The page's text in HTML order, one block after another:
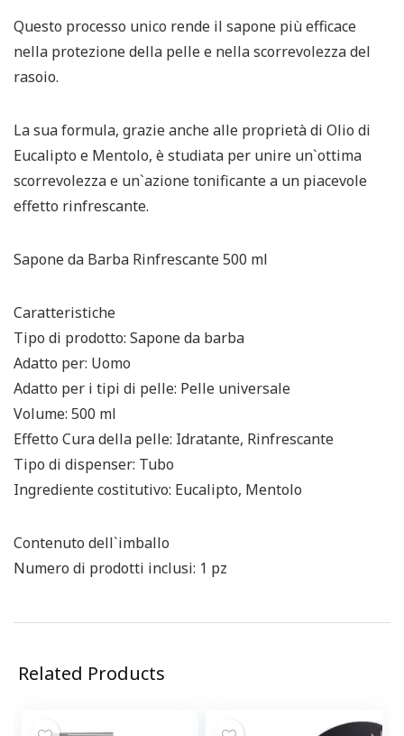
Questo processo unico rende il sapone più efficace
nella protezione della pelle e nella scorrevolezza del
rasoio.
La sua formula, grazie anche alle proprietà di Olio di
Eucalipto e Mentolo, è studiata per unire un`ottima
scorrevolezza e un`azione tonificante a un piacevole
effetto rinfrescante.
Sapone da Barba Rinfrescante 500 ml
Caratteristiche
Tipo di prodotto: Sapone da barba
Adatto per: Uomo
Adatto per i tipi di pelle: Pelle universale
Volume: 500 ml
Effetto Cura della pelle: Idratante, Rinfrescante
Tipo di dispenser: Tubo
Ingrediente costitutivo: Eucalipto, Mentolo
Contenuto dell`imballo
Numero di prodotti inclusi: 1 pz
Related Products